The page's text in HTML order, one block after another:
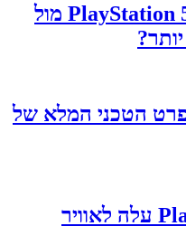
ראש בראש: השוואה בין PlayStation 5 מול
הטכני המלא של